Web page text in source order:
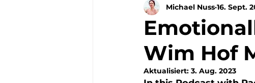
Wim Hof
Michael Nuss 16. Sept.
Aktualisiert: 3. Aug. 2023